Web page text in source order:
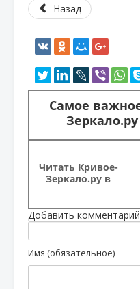
Назад
Самое
Читать Кривое-
Зеркало.ру в
Добавить комментарий
Имя (обязательное)